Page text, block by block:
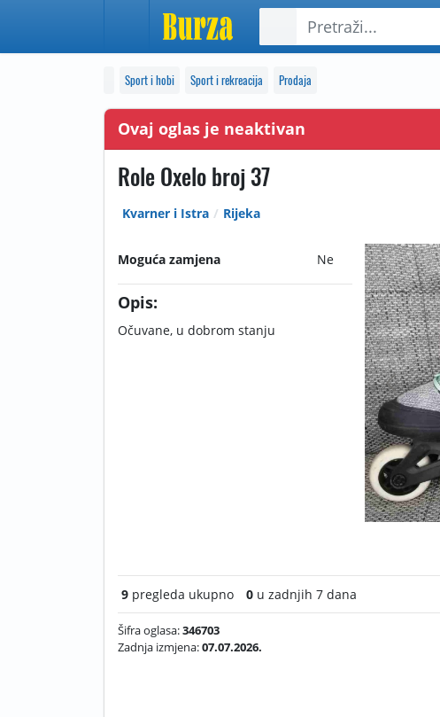
Sport i hobi Sport i rekreacija Prodaja
Ovaj oglas je neaktivan
Role Oxelo broj 37
Kvarner i Istra Rijeka
Moguća zamjena Ne
Opis:
Očuvane, u dobrom stanju
9 pregleda ukupno 0 u zadnjih 7 dana
Šifra oglasa:346703
Zadnja izmjena:07.07.2026.